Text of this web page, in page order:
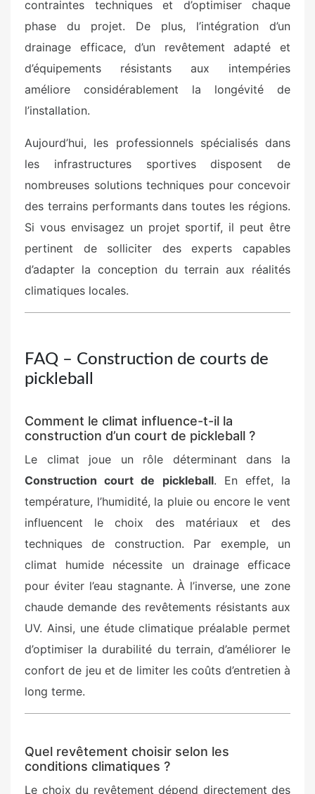
contraintes techniques et d’optimiser chaque
phase du projet. De plus, l’intégration d’un
drainage efficace, d’un revêtement adapté et
d’équipements résistants aux intempéries
améliore considérablement la longévité de
l’installation.
Aujourd’hui, les professionnels spécialisés dans
les infrastructures sportives disposent de
nombreuses solutions techniques pour concevoir
des terrains performants dans toutes les régions.
Si vous envisagez un projet sportif, il peut être
pertinent de solliciter des experts capables
d’adapter la conception du terrain aux réalités
climatiques locales.
FAQ – Construction de courts de
pickleball
Comment le climat influence-t-il la
construction d’un court de pickleball ?
Le climat joue un rôle déterminant dans la
Construction court de pickleball. En effet, la
température, l’humidité, la pluie ou encore le vent
influencent le choix des matériaux et des
techniques de construction. Par exemple, un
climat humide nécessite un drainage efficace
pour éviter l’eau stagnante. À l’inverse, une zone
chaude demande des revêtements résistants aux
UV. Ainsi, une étude climatique préalable permet
d’optimiser la durabilité du terrain, d’améliorer le
confort de jeu et de limiter les coûts d’entretien à
long terme.
Quel revêtement choisir selon les
conditions climatiques ?
Le choix du revêtement dépend directement des